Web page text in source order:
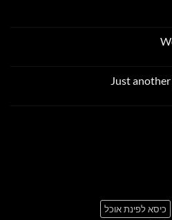
Just
כיסא לפינת אוכל